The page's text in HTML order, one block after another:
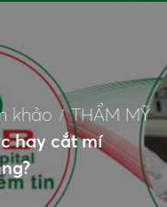
khảo
THẨM MỸ
hay cắt mí